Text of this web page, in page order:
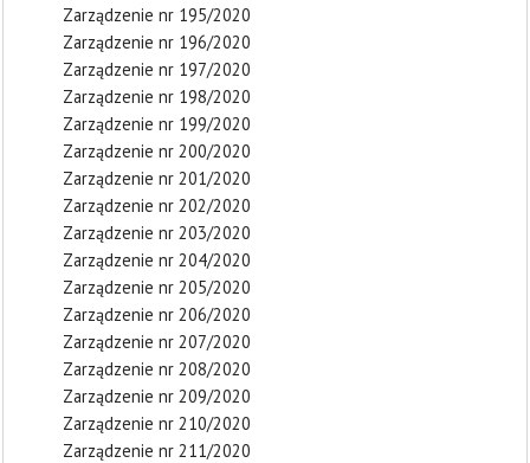
Zarządzenie nr 195/2020
Zarządzenie nr 196/2020
Zarządzenie nr 197/2020
Zarządzenie nr 198/2020
Zarządzenie nr 199/2020
Zarządzenie nr 200/2020
Zarządzenie nr 201/2020
Zarządzenie nr 202/2020
Zarządzenie nr 203/2020
Zarządzenie nr 204/2020
Zarządzenie nr 205/2020
Zarządzenie nr 206/2020
Zarządzenie nr 207/2020
Zarządzenie nr 208/2020
Zarządzenie nr 209/2020
Zarządzenie nr 210/2020
Zarządzenie nr 211/2020